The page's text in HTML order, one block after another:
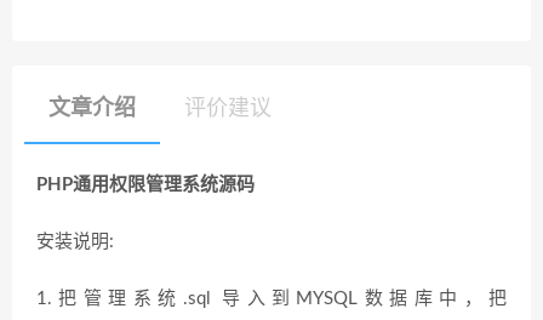
文章介绍 评价建议
PHP通用权限管理系统源码
安装说明:
1.把管理系统.sql 导入到MYSQL数据库中，把